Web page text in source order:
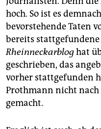
hoch. So ist es
bevorstehende Taten
bereits stattgefundene
Rheinneckarbloghat
geschrieben, das
vorher stattgefunden
Prothmann nicht nach
gemacht.